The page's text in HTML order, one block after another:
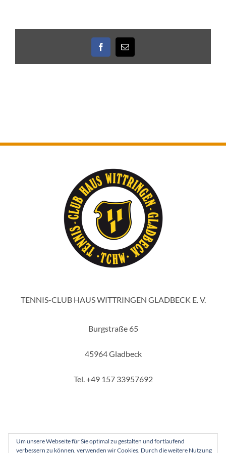
Facebook
E-
Mail
TENNIS-CLUB HAUS WITTRINGEN GLADBECK E. V.
Burgstraße 65
45964 Gladbeck
Tel. +49 157 33957692
Um unsere Webseite für Sie optimal zu gestalten und fortlaufend
verbessern zu können, verwenden wir Cookies. Durch die weitere Nutzung